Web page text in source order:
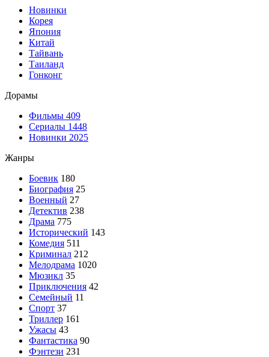
Новинки
Корея
Япония
Китай
Тайвань
Таиланд
Гонконг
Дорамы
Фильмы 409
Сериалы 1448
Новинки 2025
Жанры
Боевик 180
Биография 25
Военный 27
Детектив 238
Драма 775
Исторический 143
Комедия 511
Криминал 212
Мелодрама 1020
Мюзикл 35
Приключения 42
Семейный 11
Спорт 37
Триллер 161
Ужасы 43
Фантастика 90
Фэнтези 231